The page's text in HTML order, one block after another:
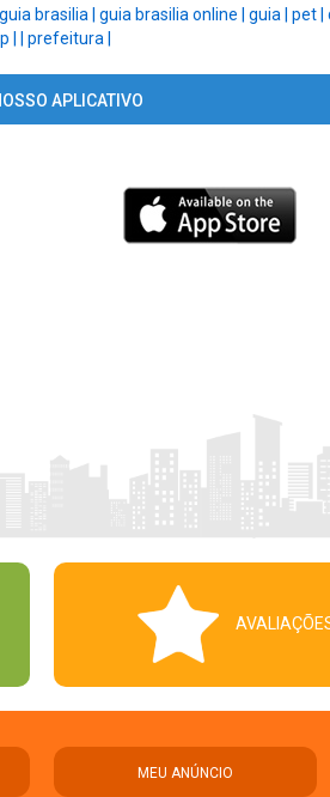
guia brasilia | guia brasilia online | guia | pet |
|
prefeitura |
APLICATIVO
MEU ANÚNCIO